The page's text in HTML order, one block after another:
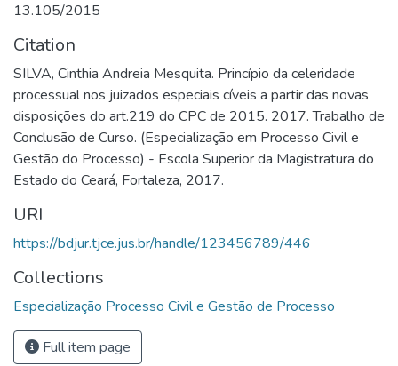
13.105/2015
Citation
SILVA, Cinthia Andreia Mesquita. Princípio da celeridade
processual nos juizados especiais cíveis a partir das novas
disposições do art.219 do CPC de 2015. 2017. Trabalho de
Conclusão de Curso. (Especialização em Processo Civil e
Gestão do Processo) - Escola Superior da Magistratura do
Estado do Ceará, Fortaleza, 2017.
URI
https://bdjur.tjce.jus.br/handle/123456789/446
Collections
Especialização Processo Civil e Gestão de Processo
Full item page